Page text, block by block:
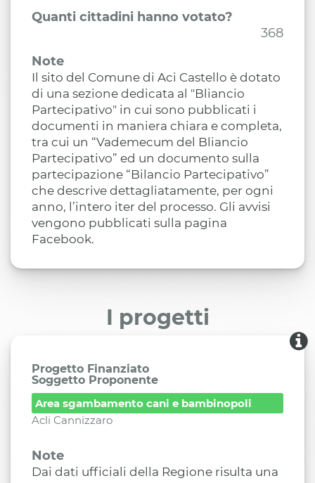
Quanti cittadini hanno votato?
368
Note
Il sito del Comune di Aci Castello è dotato
di una sezione dedicata al "Bliancio
Partecipativo" in cui sono pubblicati i
documenti in maniera chiara e completa,
tra cui un “Vademecum del Bliancio
Partecipativo” ed un documento sulla
partecipazione “Bilancio Partecipativo”
che descrive dettagliatamente, per ogni
anno, l’intero iter del processo. Gli avvisi
vengono pubblicati sulla pagina
Facebook.
I progetti
Progetto Finanziato
Soggetto Proponente
Area sgambamento cani e bambinopoli
Acli Cannizzaro
Note
Dai dati ufficiali della Regione risulta una